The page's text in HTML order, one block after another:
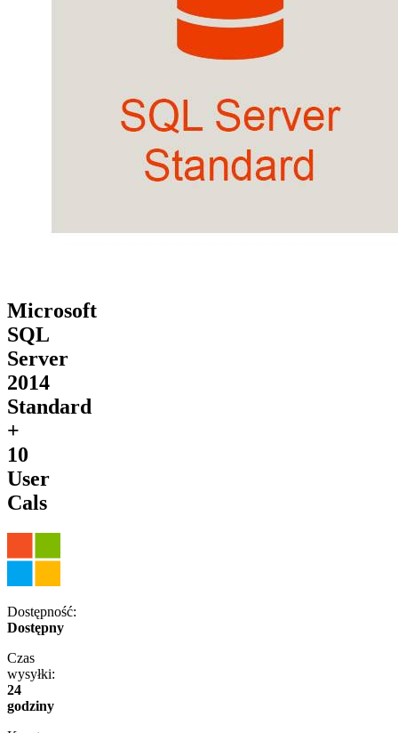
Microsoft
SQL
Server
2014
Standard
+
10
User
Cals
Dostępność:
Dostępny
Czas
wysyłki:
24
godziny